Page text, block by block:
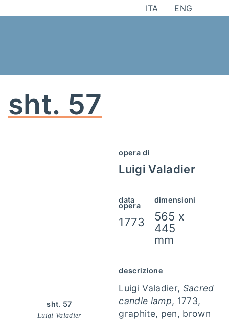
to
ITA ENG
sht. 57
sht. 57
Luigi Valadier
opera di
Luigi Valadier
data
opera
1773
dimensioni
565 x
445
mm
descrizione
Luigi Valadier, Sacred
candle lamp, 1773,
graphite, pen, brown